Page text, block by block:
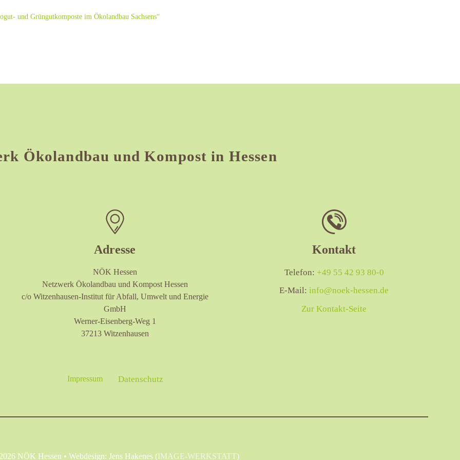
und Grüngutkomposte im Ökolandbau Sachsens“
Ökolandbau und Kompost in Hessen
Adresse
NÖK Hessen
Netzwerk Ökolandbau und Kompost Hessen
c/o Witzenhausen-Institut für Abfall, Umwelt und Energie
GmbH
Werner-Eisenberg-Weg 1
37213 Witzenhausen
Kontakt
Telefon: +49 55 42 93 80-0
E-Mail:info@noek-hessen.de
Zur Kontakt-Seite
Impressum Datenschutz
NÖK Hessen • Webdesign: Jens Hakenes (IMAGE-WERKSTATT)